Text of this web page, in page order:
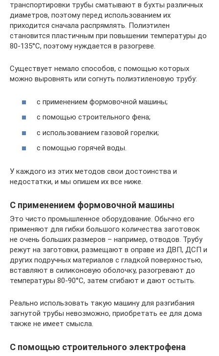
транспортировки трубы сматывают в бухты различных
диаметров, поэтому перед использованием их
приходится сначала распрямлять. Полиэтилен
становится пластичным при повышении температуры до
80-135°С, поэтому нуждается в разогреве.
Существует немало способов, с помощью которых
можно выровнять или согнуть полиэтиленовую трубу:
с применением формовочной машины;
с помощью строительного фена;
с использованием газовой горелки;
с помощью горячей воды.
У каждого из этих методов свои достоинства и
недостатки, и мы опишем их все ниже.
С применением формовочной машины
Это чисто промышленное оборудование. Обычно его
применяют для гибки большого количества заготовок
не очень больших размеров – например, отводов. Трубу
режут на заготовки, размещают в оправе из ДВП, ДСП и
других подручных материалов с гладкой поверхностью,
вставляют в силиконовую оболочку, разогревают до
температуры 80-90°С, затем сгибают и дают остыть.
Реально использовать такую машину для разгибания
загнутой трубы невозможно, приобретать ее для дома
также не имеет смысла.
С помощью строительного электрофена